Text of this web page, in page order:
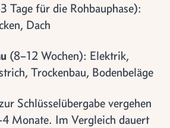
Tage für die Rohbauphase):
Dach
(8–12 Wochen): Elektrik,
Trockenbau, Bodenbeläge
Schlüsselübergabe vergehen
Monate. Im Vergleich dauert